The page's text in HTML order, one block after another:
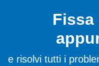
e risolvi tutti i